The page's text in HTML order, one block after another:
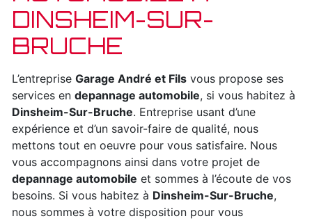
DINSHEIM-SUR-
BRUCHE
L’entreprise Garage André et Fils vous propose ses
services en depannage automobile, si vous habitez à
Dinsheim-Sur-Bruche. Entreprise usant d’une
expérience et d’un savoir-faire de qualité, nous
mettons tout en oeuvre pour vous satisfaire. Nous
vous accompagnons ainsi dans votre projet de
depannage automobile et sommes à l’écoute de vos
besoins. Si vous habitez à Dinsheim-Sur-Bruche,
nous sommes à votre disposition pour vous